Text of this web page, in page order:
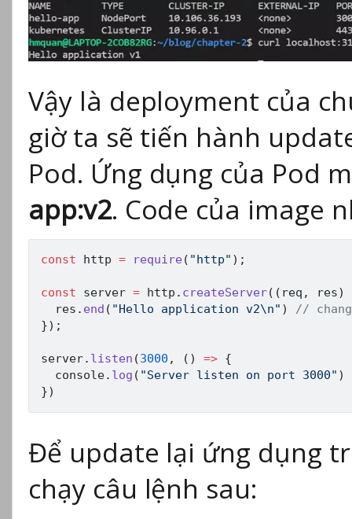
Vậy là deployment của
giờ ta sẽ tiến hành
Pod. Ứng dụng của Pod
app:v2. Code của image
const http = require( "http" ) ;
const server = http . createServer( ( req , res)
  res
. end ( "Hello application v2\n" )
//
}) ;
server. listen (3000 , ( ) => {
  console
. log ( "Server listen on port 3000" )
})
Để update lại ứng dụng
chạy câu lệnh sau: